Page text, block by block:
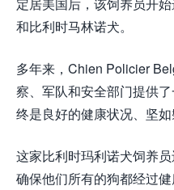
定居美国后，该饲养员开
和比利时马林诺犬。
多年来，Chien Policier
察、军队和安全部门提供
终是良好的健康状况、坚如
这家比利时玛利诺犬饲养
确保他们所有的狗都经过健